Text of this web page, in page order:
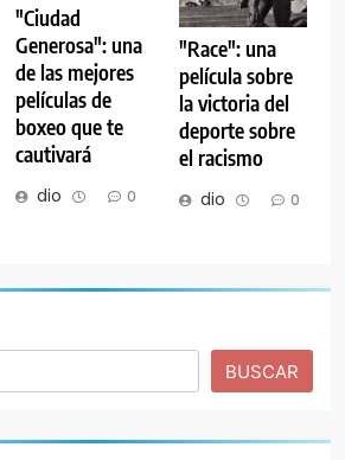
"Ciudad
Generosa": una
de las mejores
películas de
boxeo que te
cautivará
dio 0
"Race": una
película sobre
la victoria del
deporte sobre
el racismo
dio 0
BUSCAR